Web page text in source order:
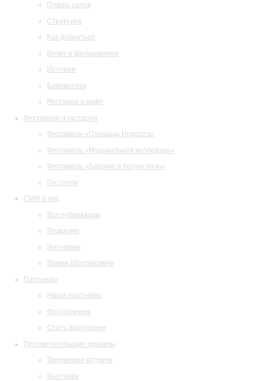
Планы залов
Структура
Как добраться
Визит в филармонию
История
Библиотека
Ресторан и кафе
Фестивали и гастроли
Фестиваль «Площадь Искусств»
Фестиваль «Музыкальная коллекция»
Фестиваль «Барокко в белую ночь»
Гастроли
СМИ о нас
Все публикации
Рецензии
Интервью
Время Шостаковича
Партнеры
Наши партнеры
Фотогалерея
Стать партнером
Просветительские проекты
Творческие встречи
Выставки